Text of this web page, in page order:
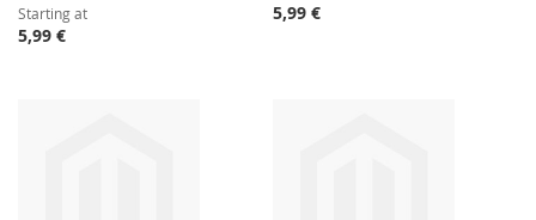
Starting at
5,99 €
5,99 €